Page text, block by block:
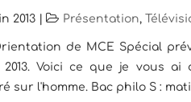
2013 Présentation,
de MCE Spécial
Voici ce que je vous
sur l'homme. Bac philo S :